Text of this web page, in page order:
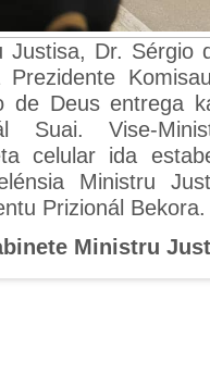
Justisa, Dr. Sérgio
de Deus entrega
Suai. Vise-
celular ida
Ministru
Prizionál Bekora.
Ministru